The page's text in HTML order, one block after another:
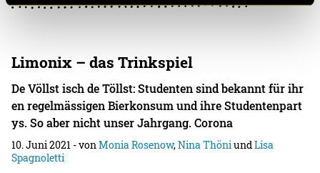
Limonix – das Trinkspiel
De Völlst isch de Töllst: Studenten sind bekannt für ihr
en regelmässigen Bierkonsum und ihre Studentenpart
ys. So aber nicht unser Jahrgang. Corona
10. Juni 2021 - vonMonia Rosenow,Nina ThöniundLisa
Spagnoletti